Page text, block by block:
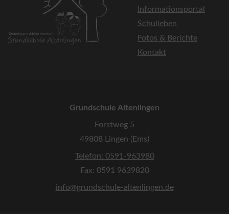
Informationsportal
Schulleben
Fotos & Berichte
Kontakt
Grundschule Altenlingen
Forstweg 5
49808 Lingen (Ems)
Telefon: 0591-963980
Fax: 0591 9639820
info@grundschule-altenlingen.de